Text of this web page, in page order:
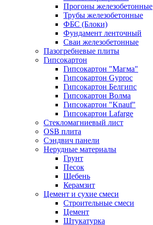
Прогоны железобетонные
Трубы железобетонные
ФБС (Блоки)
Фундамент ленточный
Сваи железобетонные
Пазогребневые плиты
Гипсокартон
Гипсокартон "Магма"
Гипсокартон Gyproc
Гипсокартон Белгипс
Гипсокартон Волма
Гипсокартон "Knauf"
Гипсокартон Lafarge
Стекломагниевый лист
OSB плита
Сэндвич панели
Нерудные материалы
Грунт
Песок
Щебень
Керамзит
Цемент и сухие смеси
Строительные смеси
Цемент
Штукатурка